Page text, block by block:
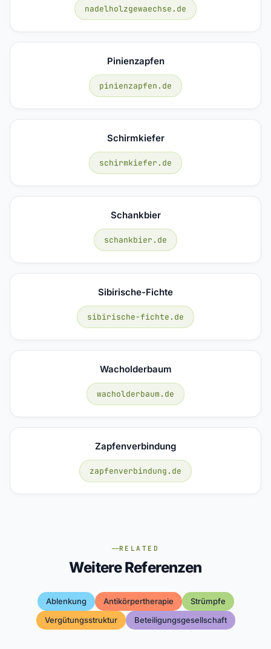
nadelholzgewaechse.de
Pinienzapfen
pinienzapfen.de
Schirmkiefer
schirmkiefer.de
Schankbier
schankbier.de
Sibirische-Fichte
sibirische-fichte.de
Wacholderbaum
wacholderbaum.de
Zapfenverbindung
zapfenverbindung.de
RELATED
Weitere Referenzen
Ablenkung Antikörpertherapie
Strümpfe
Vergütungsstruktur
Beteiligungsgesellschaft